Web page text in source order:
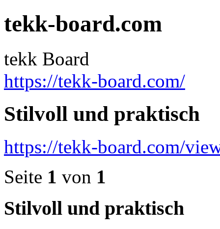
tekk-board.com
tekk Board
https://tekk-board.com/
Stilvoll und praktisch
https://tekk-board.com/
Seite 1 von 1
Stilvoll und praktisch